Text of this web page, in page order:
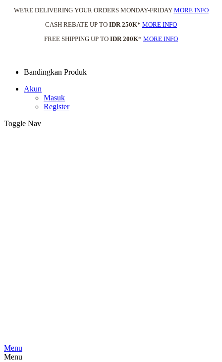
WE'RE DELIVERING YOUR ORDERS MONDAY-FRIDAY MORE INFO
CASH REBATE UP TO IDR 250K* MORE INFO
FREE SHIPPING UP TO IDR 200K* MORE INFO
Bandingkan Produk
Akun
Masuk
Register
Toggle Nav
Menu
Menu